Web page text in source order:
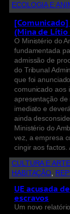
ECOLOGIA E
(Mina de Lítio
O Ministério do
fundamentada
admissão de
do Tribunal
que foi
comunicado aos
apresentação de
imediato e
ainda
Ministério do
vez, a empresa
cingir aos factos.
CULTURA E ARTE
HABITAÇÃO
UE acusada
escravos
Um novo